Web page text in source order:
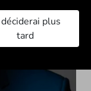
déciderai plus
tard